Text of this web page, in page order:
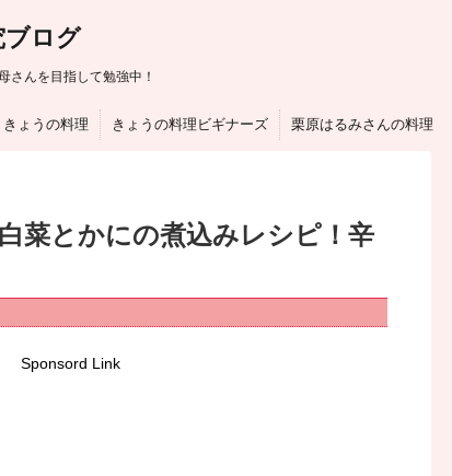
ブログ
さんを目指して勉強中！
きょうの料理 きょうの料理ビギナーズ 栗原はるみさんの料理
菜とかにの煮込みレシピ！辛
Sponsord Link